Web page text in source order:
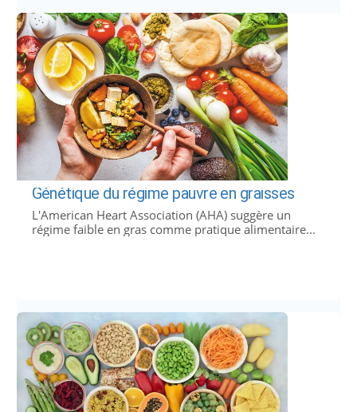
Génétique du régime pauvre en graisses
L'American Heart Association (AHA) suggère un
régime faible en gras comme pratique alimentaire...